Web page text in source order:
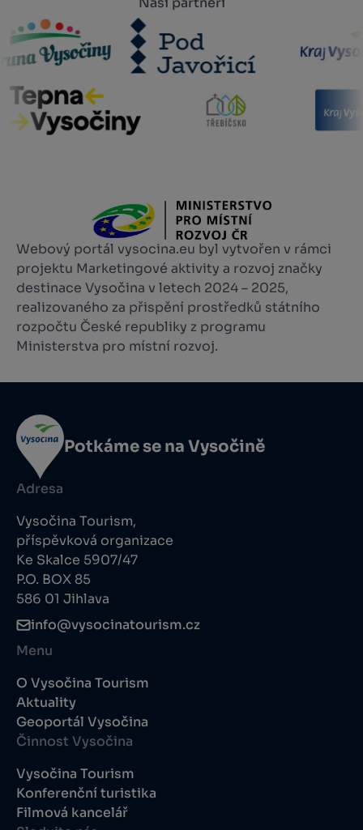
Webový portál vysocina.eu byl vytvořen v rámci
projektu Marketingové aktivity a rozvoj značky
destinace Vysočina v letech 2024 – 2025,
realizovaného za přispění prostředků státního
rozpočtu České republiky z programu
Ministerstva pro místní rozvoj.
Potkáme se na Vysočině
Adresa
Vysočina Tourism,
příspěvková organizace
Ke Skalce 5907/47
P.O. BOX 85
586 01 Jihlava
info@vysocinatourism.cz
Menu
O Vysočina Tourism
Aktuality
Geoportál Vysočina
Činnost Vysočina
Vysočina Tourism
Konferenční turistika
Filmová kancelář